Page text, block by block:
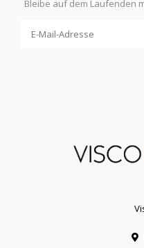
Bleibe auf dem Laufenden